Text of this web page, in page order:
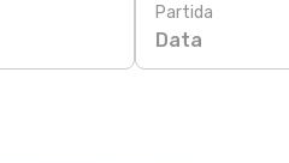
Partida
Data